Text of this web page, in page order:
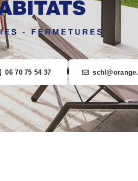
06 70 75 54 37